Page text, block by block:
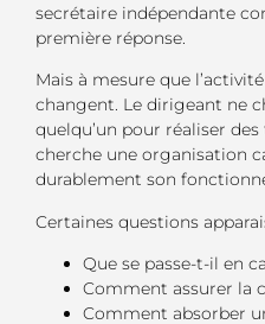
secrétaire indépendante
première réponse.
Mais à mesure que
changent. Le dirigeant ne
quelqu’un pour réaliser
cherche une organisation
durablement son
Certaines questions
Que se passe-t-il en
Comment assurer la
Comment absorber